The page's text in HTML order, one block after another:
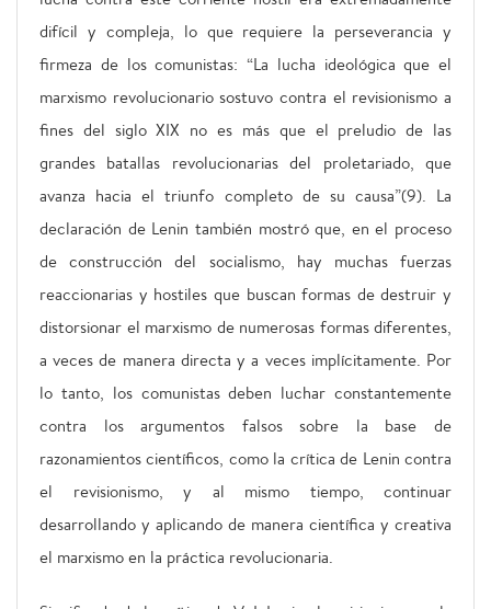
difícil y compleja, lo que requiere la perseverancia y
firmeza de los comunistas: “La lucha ideológica que el
marxismo revolucionario sostuvo contra el revisionismo a
fines del siglo XIX no es más que el preludio de las
grandes batallas revolucionarias del proletariado, que
avanza hacia el triunfo completo de su causa”(9). La
declaración de Lenin también mostró que, en el proceso
de construcción del socialismo, hay muchas fuerzas
reaccionarias y hostiles que buscan formas de destruir y
distorsionar el marxismo de numerosas formas diferentes,
a veces de manera directa y a veces implícitamente. Por
lo tanto, los comunistas deben luchar constantemente
contra los argumentos falsos sobre la base de
razonamientos científicos, como la crítica de Lenin contra
el revisionismo, y al mismo tiempo, continuar
desarrollando y aplicando de manera científica y creativa
el marxismo en la práctica revolucionaria.